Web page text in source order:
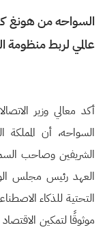
عالمي لربط منظومة
أكد معالي وزير
السواحه، أن
الشريفين وصاحب السمو
العهد رئيس مجلس
التحتية للذكاء
موثوقًا لتمكين